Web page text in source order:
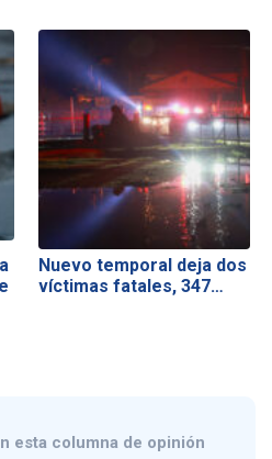
Nuevo temporal deja dos
víctimas fatales, 347…
esta columna de opinión